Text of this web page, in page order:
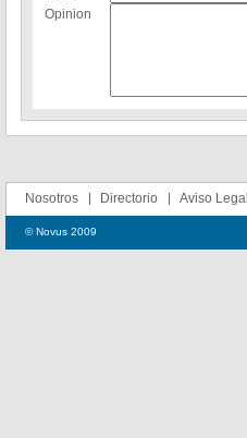
Opinion
Nosotros Directorio Aviso Legal
© Novus 2009